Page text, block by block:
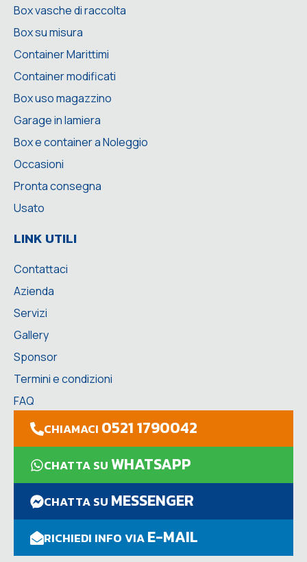
Box vasche di raccolta
Box su misura
Container Marittimi
Container modificati
Box uso magazzino
Garage in lamiera
Box e container a Noleggio
Occasioni
Pronta consegna
Usato
LINK UTILI
Contattaci
Azienda
Servizi
Gallery
Sponsor
Termini e condizioni
FAQ
CHIAMACI 0521 1790042
CHATTA SUWHATSAPP
CHATTA SU MESSENGER
RICHIEDI INFO VIAE-MAIL